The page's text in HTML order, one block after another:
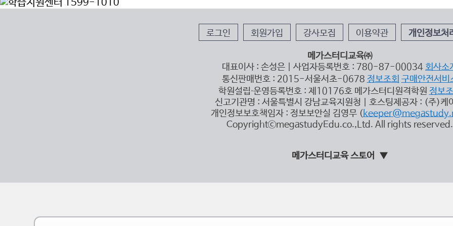
로그인 회원가입 강사모집 이용약관 개인정보처
메가스터디교육㈜
대표이사 : 손성은 | 사업자등록번호 : 780-87-00034 회사소
통신판매번호 : 2015-서울서초-0678 정보조회 구매안전서비
학원설립∙운영등록번호 : 제10176호 메가스터디원격학원 정보
신고기관명 : 서울특별시 강남교육지원청 | 호스팅제공자 : (주)케
개인정보보호책임자 : 정보보안실 김영무 (
CopyrightⓒmegastudyEdu.co.,Ltd. All rights reserved.
메가스터디교육 스토어